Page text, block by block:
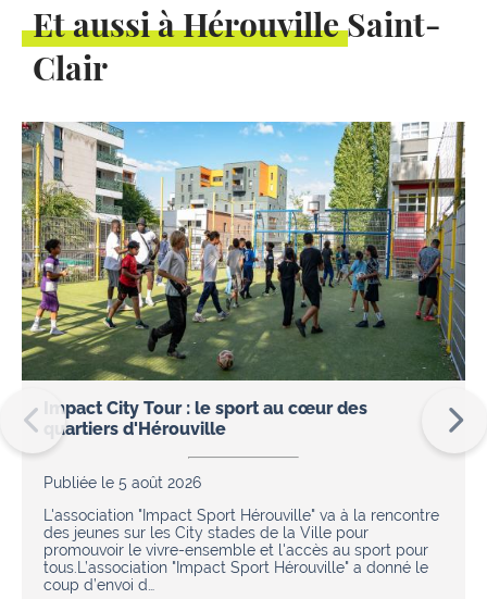
Et aussi à Hérouville Saint-
Clair
Impact City Tour : le sport au cœur des
quartiers d'Hérouville
Publiée le 5 août 2026
L'association "Impact Sport Hérouville" va à la rencontre
des jeunes sur les City stades de la Ville pour
promouvoir le vivre-ensemble et l'accès au sport pour
tous.L’association "Impact Sport Hérouville" a donné le
coup d’envoi d…